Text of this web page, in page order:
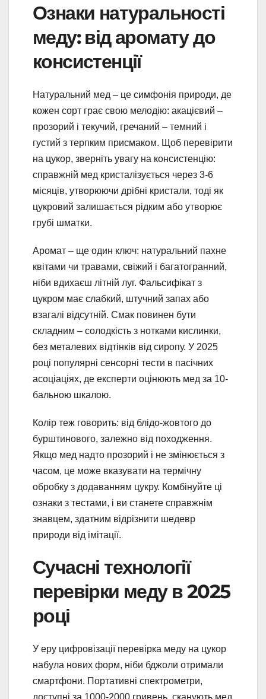
Ознаки натуральності
меду: від аромату до
консистенції
Натуральний мед – це симфонія природи, де
кожен сорт грає свою мелодію: акацієвий –
прозорий і текучий, гречаний – темний і
густий з терпким присмаком. Щоб перевірити
на цукор, зверніть увагу на консистенцію:
справжній мед кристалізується через 3-6
місяців, утворюючи дрібні кристали, тоді як
цукровий залишається рідким або утворює
грубі шматки.
Аромат – ще один ключ: натуральний пахне
квітами чи травами, свіжий і багатогранний,
ніби вдихаєш літній луг. Фальсифікат з
цукром має слабкий, штучний запах або
взагалі відсутній. Смак повинен бути
складним – солодкість з нотками кислинки,
без металевих відтінків від сиропу. У 2025
році популярні сенсорні тести в пасічних
асоціаціях, де експерти оцінюють мед за 10-
бальною шкалою.
Колір теж говорить: від блідо-жовтого до
бурштинового, залежно від походження.
Якщо мед надто прозорий і не змінюється з
часом, це може вказувати на термічну
обробку з додаванням цукру. Комбінуйте ці
ознаки з тестами, і ви станете справжнім
знавцем, здатним відрізнити шедевр
природи від імітації.
Сучасні технології
перевірки меду в 2025
році
У еру цифровізації перевірка меду на цукор
набула нових форм, ніби бджоли отримали
смартфони. Портативні спектрометри,